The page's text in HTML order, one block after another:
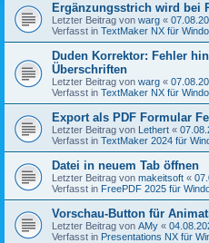
Ergänzungsstrich wird bei
Letzter Beitrag von warg «
Verfasst in TextMaker NX für
Duden Korrektor: Fehler
Überschriften
Letzter Beitrag von warg «
Verfasst in TextMaker NX für
Export als PDF Formular
Letzter Beitrag von Lethert «
Verfasst in TextMaker 2024 für
Datei in neuem Tab öffnen
Letzter Beitrag von makeitsoft «
Verfasst in FreePDF 2025 für
Vorschau-Button für
Letzter Beitrag von AMy «
Verfasst in Presentations NX für